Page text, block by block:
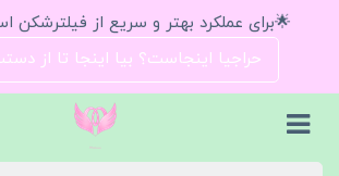
🌟برای عملکرد بهتر و سریع از فیلترشکن
حراجیا اینجاست؟ بیا اینجا تا از